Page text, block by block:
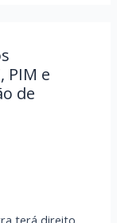
PIM e
de
terá direito